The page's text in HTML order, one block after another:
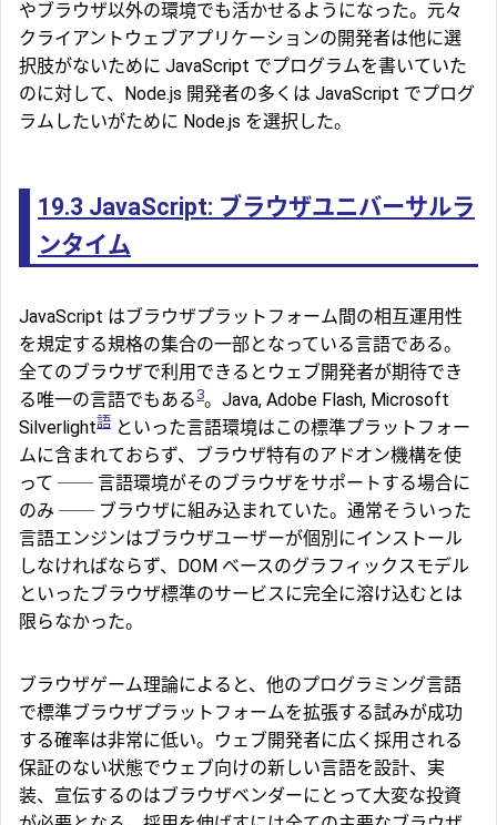
やブラウザ以外の環境でも活かせるようになった。元々
クライアントウェブアプリケーションの開発者は他に選
択肢がないために JavaScript でプログラムを書いていた
のに対して、Node.js 開発者の多くは JavaScript でプログ
ラムしたいがために Node.js を選択した。
19.3 JavaScript: ブラウザユニバーサルラ
ンタイム
JavaScript はブラウザプラットフォーム間の相互運用性
を規定する規格の集合の一部となっている言語である。
全てのブラウザで利用できるとウェブ開発者が期待でき
る唯一の言語でもある 3。Java, Adobe Flash, Microsoft
Silverlight語 といった言語環境はこの標準プラットフォー
ムに含まれておらず、ブラウザ特有のアドオン機構を使
って ── 言語環境がそのブラウザをサポートする場合に
のみ ── ブラウザに組み込まれていた。通常そういった
言語エンジンはブラウザユーザーが個別にインストール
しなければならず、DOM ベースのグラフィックスモデル
といったブラウザ標準のサービスに完全に溶け込むとは
限らなかった。
ブラウザゲーム理論によると、他のプログラミング言語
で標準ブラウザプラットフォームを拡張する試みが成功
する確率は非常に低い。ウェブ開発者に広く採用される
保証のない状態でウェブ向けの新しい言語を設計、実
装、宣伝するのはブラウザベンダーにとって大変な投資